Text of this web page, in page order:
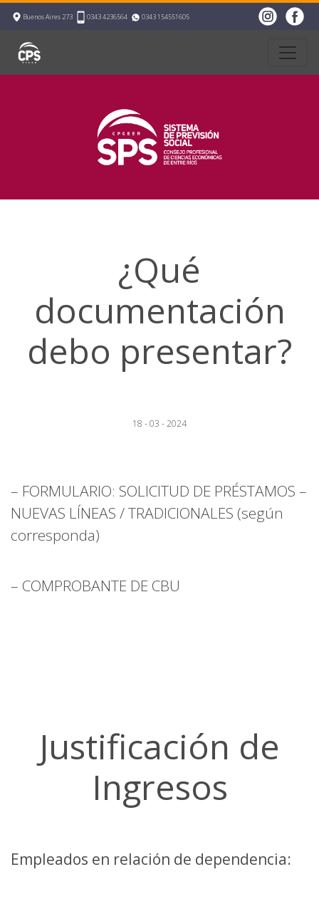
Buenos Aires 273 0343 4236564 0343 154551605
¿Qué
documentación
debo presentar?
18 - 03 - 2024
– FORMULARIO: SOLICITUD DE PRÉSTAMOS –
NUEVAS LÍNEAS / TRADICIONALES (según
corresponda)
– COMPROBANTE DE CBU
Justificación de
Ingresos
Empleados en relación de dependencia: